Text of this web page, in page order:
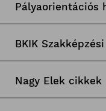
Pályaorientációs
BKIK
Nagy Elek cikkek